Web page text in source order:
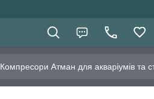
Компресори Атман для акваріумів та